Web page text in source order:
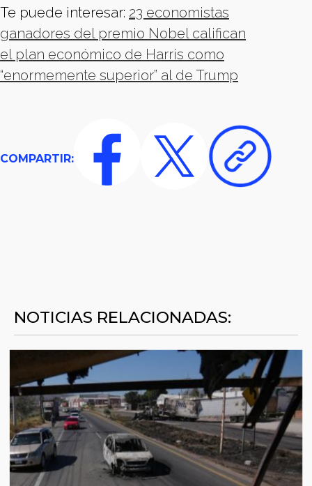
Te puede interesar: 23 economistas
ganadores del premio Nobel califican
el plan económico de Harris como
“enormemente superior” al de Trump
COMPARTIR:
NOTICIAS RELACIONADAS: